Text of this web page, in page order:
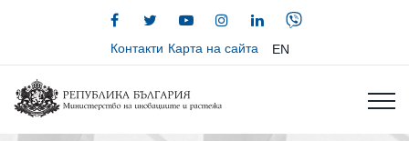
Контакти Карта на сайта EN